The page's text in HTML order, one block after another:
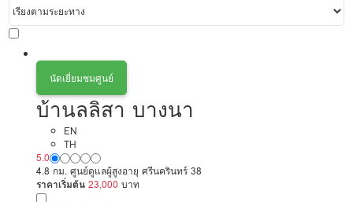
นัดเยี่ยมชมศูนย์
บ้านลลิสา บางนา
EN
TH
5.0
4.8 กม. ศูนย์ดูแลผู้สูงอายุ ศรีนครินทร์ 38
ราคาเริ่มต้น 23,000 บาท